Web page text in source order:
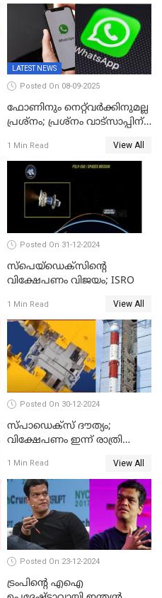
17 സീരീസ് ഫോണുകള്‍
അവതരിപ്പിച്ചു
LATEST NEWS
Posted On 08-09-2025
ഫോണിനും നെറ്റ്‌വര്‍ക്കിനുമല്ല
പ്രശ്നം; പ്രശ്‌നം വാട്സാപ്പിന്
1 Min Read View All
Posted On 31-12-2024
സ്‌പെയ്‌ഡെക്‌സിൻ്റെ
വിക്ഷേപണം വിജയം; ISRO
1 Min Read View All
Posted On 30-12-2024
സ്പാഡെക്‌സ് ദൗത്യം;
വിക്ഷേപണം ഇന്ന് രാത്രി
1 Min Read View All
Posted On 23-12-2024
ട്രംപിന്റെ എഐ